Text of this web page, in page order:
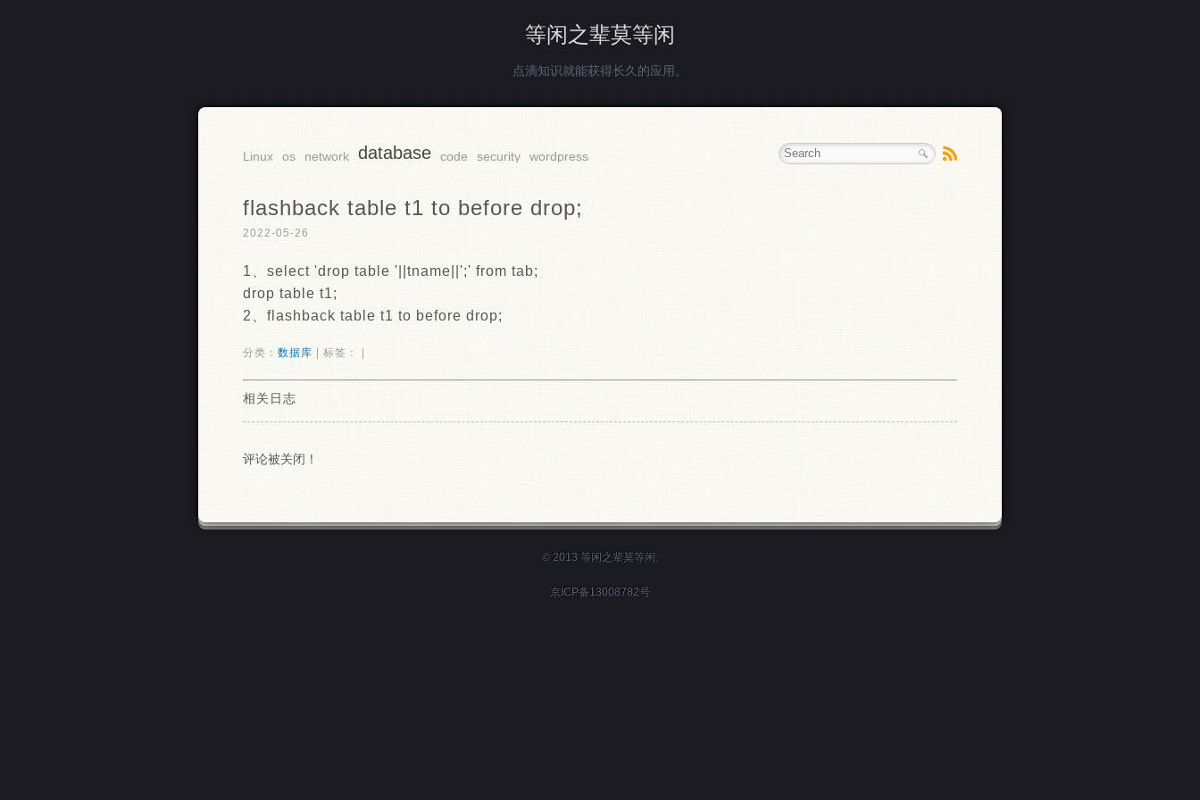
等闲之辈莫等闲
点滴知识就能获得长久的应用。
Linux os network database code security wordpress
flashback table t1 to before drop;
2022-05-26
1、select 'drop table '||tname||';' from tab;
drop table t1;
2、flashback table t1 to before drop;
分类： 数据库 | 标签： |
相关日志
评论被关闭！
© 2013 等闲之辈莫等闲.
京ICP备13008782号